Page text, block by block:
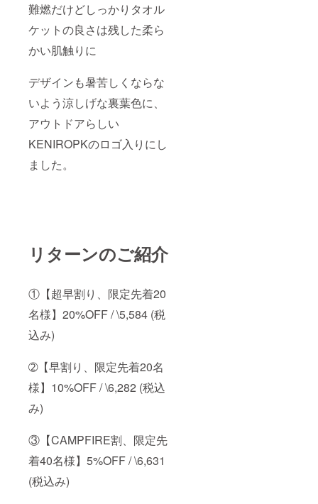
難燃だけどしっかりタオル
ケットの良さは残した柔ら
かい肌触りに
デザインも暑苦しくならな
いよう涼しげな裏葉色に、
アウトドアらしい
KENIROPKのロゴ入りにし
ました。
リターンのご紹介
①【超早割り、限定先着20
名様】20%OFF / \5,584 (税
込み)
➁【早割り、限定先着20名
様】10%OFF / \6,282 (税込
み)
③【CAMPFIRE割、限定先
着40名様】5%OFF / \6,631
(税込み)